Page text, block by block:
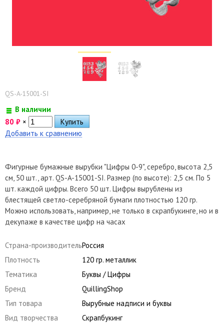
QS-A-15001-SI
В наличии
80 ₽ ×
Добавить к сравнению
Фигурные бумажные вырубки "Цифры 0-9", серебро, высота 2,5
см, 50 шт., арт. QS-A-15001-SI. Размер (по высоте): 2,5 см. По 5
шт. каждой цифры. Всего 50 шт. Цифры вырублены из
блестящей светло-серебряной бумаги плотностью 120 гр.
Можно использовать, например, не только в скрапбукинге, но и в
декупаже в качестве цифр на часах
Страна-производительРоссия
Плотность
120 гр. металлик
Тематика
Буквы / Цифры
Бренд
QuillingShop
Тип товара
Вырубные надписи и буквы
Вид творчества
Скрапбукинг